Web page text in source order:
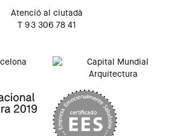
Atenció al ciutadà
T 93 306 78 41